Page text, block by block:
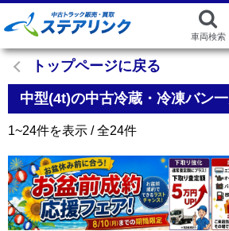
車両検索
トップページに戻る
中型(4t)の中古冷蔵・冷凍バン一
1~24件を表示 / 全24件